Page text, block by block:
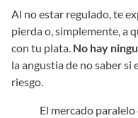
Al no estar regulado, te
pierda o, simplemente, a
con tu plata. No hay
la angustia de no saber si
riesgo.
El mercado